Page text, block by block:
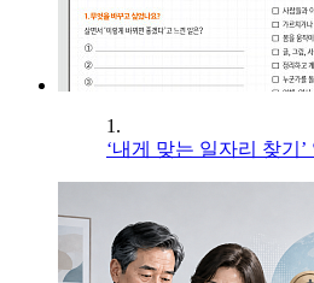
1.
‘내게 맞는 일자리 찾기